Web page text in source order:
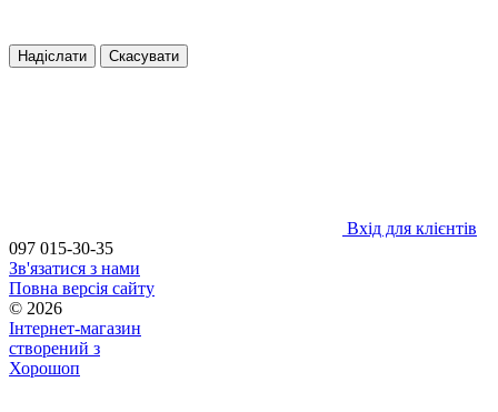
Надіслати Скасувати
Вхід для клієнтів
097 015-30-35
Зв'язатися з нами
Повна версія сайту
© 2026
Інтернет-магазин
створений з
Хорошоп